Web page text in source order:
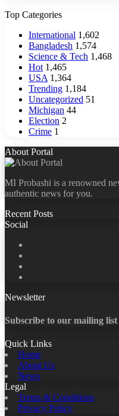
Top Categories
International 1,602
Bangladesh 1,574
Science & Tech 1,468
Hot 1,465
USA 1,364
Trending 1,184
Uncategorized 51
Michigan 44
Election 2
Crime 1
About Portal
MI Probashi is a renowned
authentic news for you.
Recent Posts
Social
Newsletter
Subscribe to our mailing
Quick Links
Home
About Us
News
Legal
Terms & Conditions
Privacy Policy